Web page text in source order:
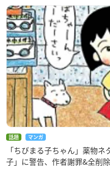
話題 マンガ
「ちびまる子ちゃん」薬物
子」に警告、作者謝罪&全削